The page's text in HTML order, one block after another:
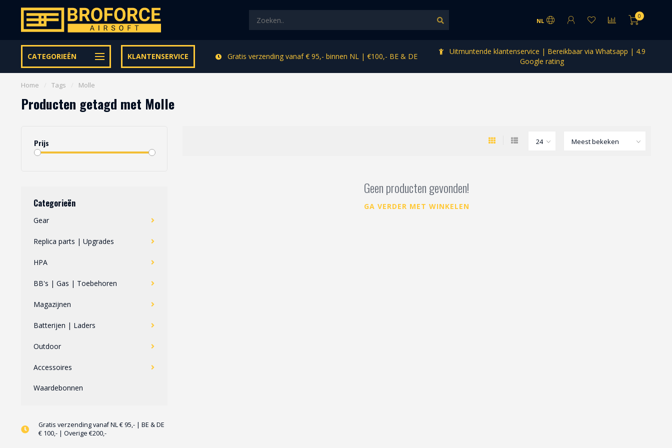
NL
0
CATEGORIEËN KLANTENSERVICE
Let op onze speciale Facebook/Instagram aanbiedingen Gratis verzending vanaf € 95,- binnen NL | €100,- BE & DE
Uitmuntende klantenservice | Bereikbaar via Whatsapp | 4.9
Google rating
Home Tags Molle
Producten getagd met Molle
Prijs
Categorieën
Gear
Replica parts | Upgrades
HPA
BB's | Gas | Toebehoren
Magazijnen
Batterijen | Laders
Outdoor
Accessoires
Waardebonnen
Gratis verzending vanaf NL € 95,- | BE & DE
€ 100,- | Overige €200,-
Geen producten gevonden!
GA VERDER MET WINKELEN